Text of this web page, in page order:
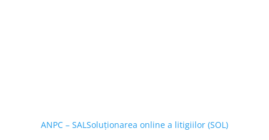
ANPC – SAL Soluționarea online a litigiilor (SOL)